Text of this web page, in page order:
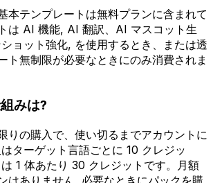
本テンプレートは無料プランに含まれて
は AI 機能, AI 翻訳、AI マスコット生
ョット強化, を使用するとき、または透
ト無制限が必要なときにのみ消費されま
みは?
りの購入で、使い切るまでアカウントに
ターゲット言語ごとに 10 クレジッ
1 体あたり 30 クレジットです。月額
はありません, 必要なときにパックを購